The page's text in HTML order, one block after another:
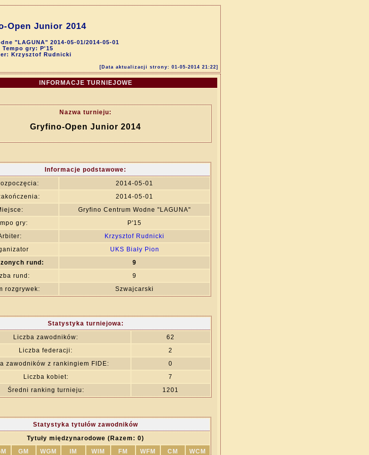
Open Junior 2014
"LAGUNA" 2014-05-01/2014-05-01
Tempo gry: P'15
Krzysztof Rudnicki
[Data aktualizacji strony: 01-05-2014 21:22]
INFORMACJE TURNIEJOWE
Nazwa turnieju:
Gryfino-Open Junior 2014
Informacje podstawowe:
2014-05-01
2014-05-01
Gryfino Centrum Wodne "LAGUNA"
gry:
P'15
Krzysztof Rudnicki
UKS Biały Pion
rund:
9
rund:
9
rozgrywek:
Szwajcarski
Statystyka turniejowa:
Liczba zawodników:
62
Liczba federacji:
2
zawodników z rankingiem FIDE:
0
Liczba kobiet:
7
Średni ranking turnieju:
1201
Statystyka tytułów zawodników
Tytuły międzynarodowe (Razem: 0)
GM WGM IM WIM FM WFM CM WCM